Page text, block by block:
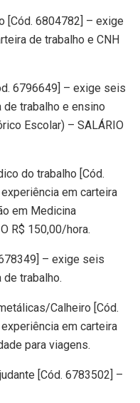
[Cód. 6804782] – exige
de trabalho e CNH
6796649] – exige seis
trabalho e ensino
Escolar) – SALÁRIO
do trabalho [Cód.
em carteira
em Medicina
R$ 150,00/hora.
– exige seis
trabalho.
Calheiro [Cód.
em carteira
para viagens.
[Cód. 6783502] –